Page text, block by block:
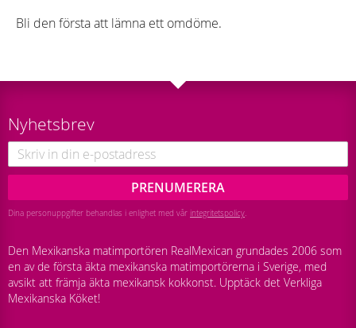
Bli den första att lämna ett omdöme.
Nyhetsbrev
PRENUMERERA
Dina personuppgifter behandlas i enlighet med vår integritetspolicy
Den Mexikanska matimportören RealMexican grundades 2006 som
en av de första äkta mexikanska matimportörerna i Sverige, med
avsikt att främja äkta mexikansk kokkonst. Upptäck det Verkliga
Mexikanska Köket!